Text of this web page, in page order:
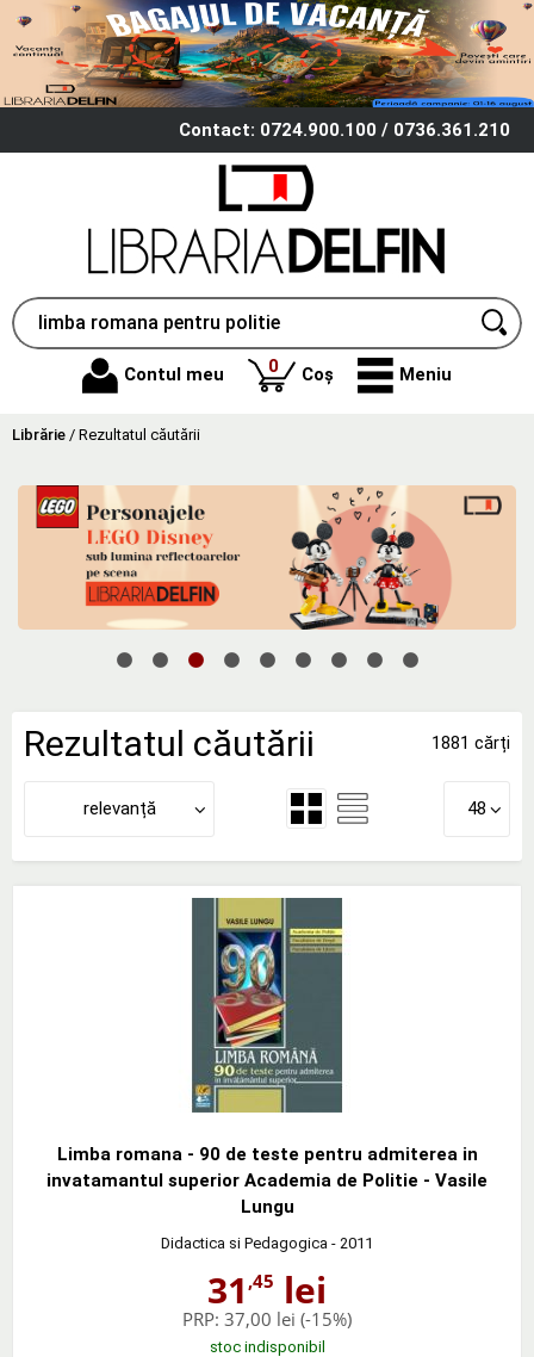
Contact: 0724.900.100 / 0736.361.210
Contul meu 0produse
Coș Meniu
Librărie / Rezultatul căutării
Rezultatul căutării 1881 cărți
relevanță 48
Limba romana - 90 de teste pentru admiterea in
invatamantul superior Academia de Politie - Vasile
Lungu
Didactica si Pedagogica - 2011
31 ,45 lei
PRP: 37,00 lei (-15%)
stoc indisponibil